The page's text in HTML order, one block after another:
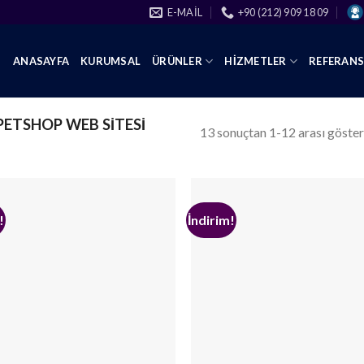
E-MAIL +90 (212) 909 18 09
ANASAYFA KURUMSAL ÜRÜNLER HIZMETLER
WEB SITESI
13 sonuçtan 1-12 arası
İndirim!